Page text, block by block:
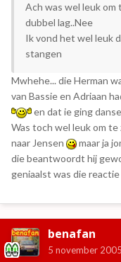
Ach was wel leuk om
dubbel lag..Nee
Ik vond het wel leuk
stangen
Mwhehe... die Herman
van Bassie en Adriaan
en dat ie ging
Was toch wel leuk om te
naar Jensen
maar ja
die beantwoordt hij
geniaalst was die
benafan
5 november 2005